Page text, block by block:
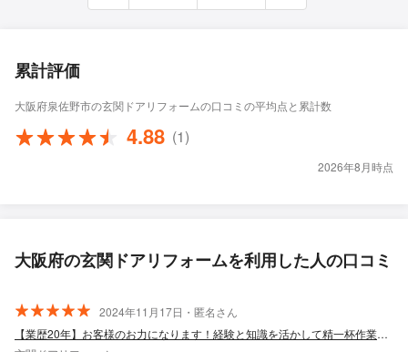
累計評価
大阪府泉佐野市の玄関ドアリフォームの口コミの平均点と累計数
4.88 (1)
2026年8月時点
大阪府の玄関ドアリフォームを利用した人の口コミ
2024年11月17日・匿名さん
【業歴20年】お客様のお力になります！経験と知識を活かして精一杯作業いたします